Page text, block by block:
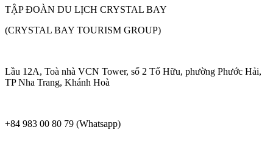
TẬP ĐOÀN DU LỊCH CRYSTAL BAY
(CRYSTAL BAY TOURISM GROUP)
Lầu 12A, Toà nhà VCN Tower, số 2 Tố Hữu, phường Phước Hải,
TP Nha Trang, Khánh Hoà
+84 983 00 80 79 (Whatsapp)